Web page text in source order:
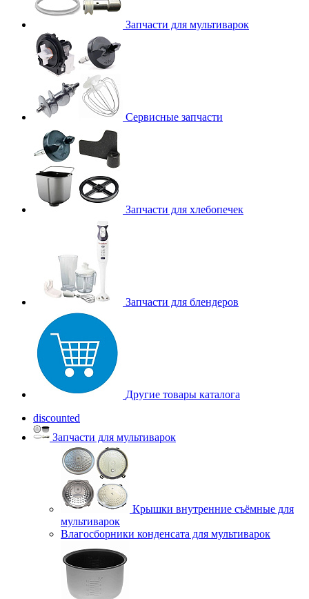
Запчасти для мультиварок
Сервисные запчасти
Запчасти для хлебопечек
Запчасти для блендеров
Другие товары каталога
discounted
Запчасти для мультиварок
Крышки внутренние съёмные для
мультиварок
Влагосборники конденсата для мультиварок